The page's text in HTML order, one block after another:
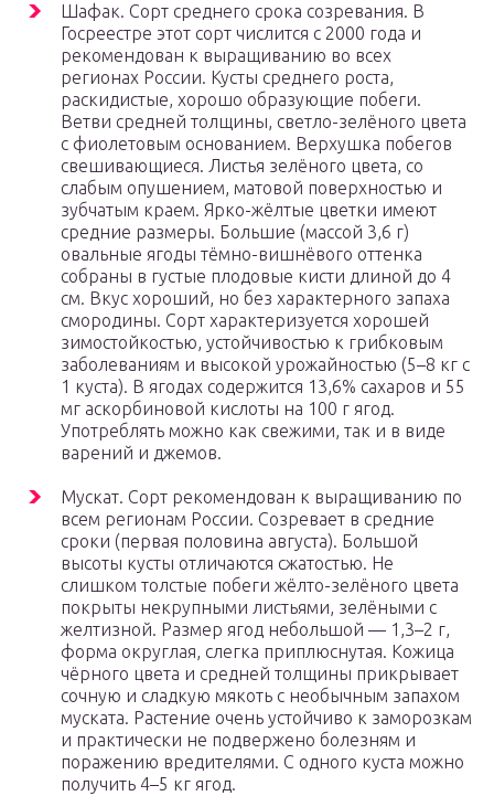
Шафак. Сорт среднего срока созревания. В
Госреестре этот сорт числится с 2000 года и
рекомендован к выращиванию во всех
регионах России. Кусты среднего роста,
раскидистые, хорошо образующие побеги.
Ветви средней толщины, светло-зелёного цвета
с фиолетовым основанием. Верхушка побегов
свешивающиеся. Листья зелёного цвета, со
слабым опушением, матовой поверхностью и
зубчатым краем. Ярко-жёлтые цветки имеют
средние размеры. Большие (массой 3,6 г)
овальные ягоды тёмно-вишнёвого оттенка
собраны в густые плодовые кисти длиной до 4
см. Вкус хороший, но без характерного запаха
смородины. Сорт характеризуется хорошей
зимостойкостью, устойчивостью к грибковым
заболеваниям и высокой урожайностью (5–8 кг с
1 куста). В ягодах содержится 13,6% сахаров и 55
мг аскорбиновой кислоты на 100 г ягод.
Употреблять можно как свежими, так и в виде
варений и джемов.
Мускат. Сорт рекомендован к выращиванию по
всем регионам России. Созревает в средние
сроки (первая половина августа). Большой
высоты кусты отличаются сжатостью. Не
слишком толстые побеги жёлто-зелёного цвета
покрыты некрупными листьями, зелёными с
желтизной. Размер ягод небольшой — 1,3–2 г,
форма округлая, слегка приплюснутая. Кожица
чёрного цвета и средней толщины прикрывает
сочную и сладкую мякоть с необычным запахом
муската. Растение очень устойчиво к заморозкам
и практически не подвержено болезням и
поражению вредителями. С одного куста можно
получить 4–5 кг ягод.